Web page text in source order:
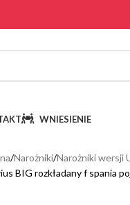
WNIESIENIE
Narożniki Narożniki wersji
BIG rozkładany f spania